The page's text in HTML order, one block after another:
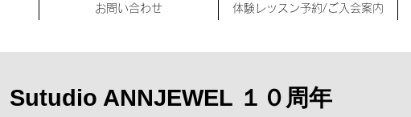
お問い合わせ 体験レッスン予約/ご入会案内
​Sutudio ANNJEWEL １０周年